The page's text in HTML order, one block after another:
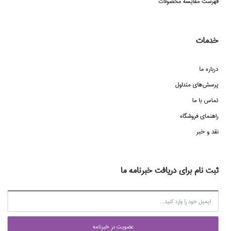
خدمات
درباره ما
پرسش‌هاي متداول
تماس با ما
راهنماي فروشگاه
نقد و خبر
ثبت نام برای دریافت خبرنامه ما
عضويت در خبرنامه